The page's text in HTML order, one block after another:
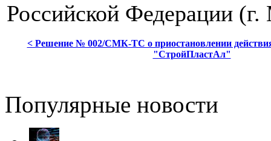
Российской Федерации
< Решение № 002/СМК-ТС о приостановлении
"СтройПластАл"
Популярные новости